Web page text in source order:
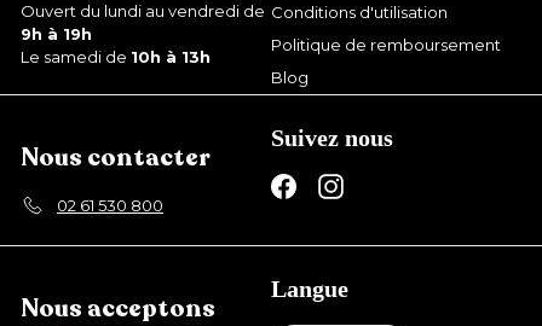
Ouvert du lundi au vendredi de
9h à 19h
Le samedi de 10h à 13h
Conditions d'utilisation
Politique de remboursement
Blog
Nous contacter
02 61 530 800
Suivez nous
FacebookInstagram
Nous acceptons
Langue